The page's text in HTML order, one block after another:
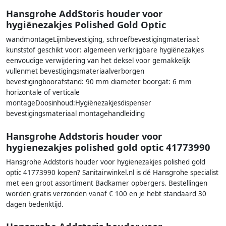
Hansgrohe AddStoris houder voor
hygiënezakjes Polished Gold Optic
wandmontageLijmbevestiging, schroefbevestigingmateriaal:
kunststof geschikt voor: algemeen verkrijgbare hygiënezakjes
eenvoudige verwijdering van het deksel voor gemakkelijk
vullenmet bevestigingsmateriaalverborgen
bevestigingboorafstand: 90 mm diameter boorgat: 6 mm
horizontale of verticale
montageDoosinhoud:Hygiënezakjesdispenser
bevestigingsmateriaal montagehandleiding
Hansgrohe Addstoris houder voor
hygienezakjes polished gold optic 41773990
Hansgrohe Addstoris houder voor hygienezakjes polished gold
optic 41773990 kopen? Sanitairwinkel.nl is dé Hansgrohe specialist
met een groot assortiment Badkamer opbergers. Bestellingen
worden gratis verzonden vanaf € 100 en je hebt standaard 30
dagen bedenktijd.